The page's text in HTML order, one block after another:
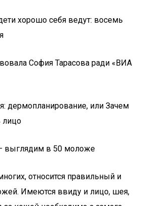
хорошо себя ведут: восемь
София Тарасова ради «ВИА
дермопланирование, или Зачем
лицо
выглядим в 50 моложе
относится правильный и
Имеются ввиду и лицо, шея,